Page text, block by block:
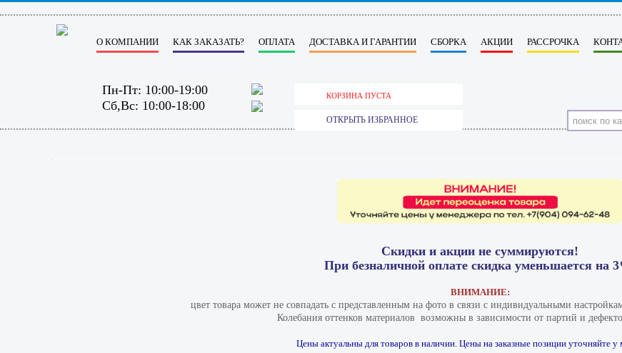
О КОМПАНИИ КАК ЗАКАЗАТЬ? ОПЛАТА ДОСТАВКА И ГАРАНТИИ СБОРКА АКЦИИ РАССРОЧКА
Пн-Пт: 10:00-19:00
Сб,Вс: 10:00-18:00
КОРЗИНА ПУСТА
ОТКРЫТЬ ИЗБРАННОЕ
Скидки и акции не суммируются!
При безналичной оплате скидка уменьшается на
ВНИМАНИЕ:
цвет товара может не совпадать с представленным на фото в связи с индивидуальными
Колебания оттенков материалов​ ​ возможны в зависимости от партий и
Цены актуальны для товаров в наличии. Цены на заказные позиции уточняйте у